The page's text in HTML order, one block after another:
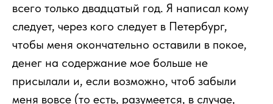
всего только двадцатый год. Я написал кому
следует, через кого следует в Петербург,
чтобы меня окончательно оставили в покое,
денег на содержание мое больше не
присылали и, если возможно, чтоб забыли
меня вовсе (то есть, разумеется, в случае,